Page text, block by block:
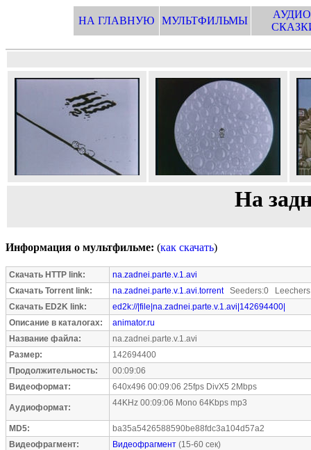
НА ГЛАВНУЮ МУЛЬТФИЛЬМЫ
На
Информация о мультфильме: (как скачать)
Скачать HTTP link:
na.zadnei.parte.v.1.avi
Скачать Torrent link:
na.zadnei.parte.v.1.avi.torrentSeeders:0
Скачать ED2K link:
ed2k://|file|na.zadnei.parte.v.1.avi|142694400|
Описание в каталогах:
animator.ru
Название файла:
na.zadnei.parte.v.1.avi
Размер:
142694400
Продолжительность:
00:09:06
Видеоформат:
640x496 00:09:06 25fps DivX5 2Mbps
Аудиоформат: 44KHz 00:09:06 Mono 64Kbps mp3
MD5:
ba35a5426588590be88fdc3a104d57a2
Видеофрагмент:
Видеофрагмент (15-60 сек)